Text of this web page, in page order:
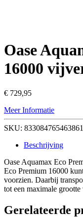
Oase
16000
€ 729,95
Meer Informatie
SKU:
Beschrijving
Oase Aquamax Eco
Eco Premium 16000
voorzien. Daarbij
tot een maximale
Gerelateerde